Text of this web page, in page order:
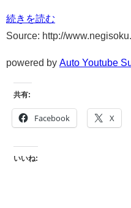
続きを読む
Source: http://
powered by Auto Youtube
共有:
Facebook X
いいね: